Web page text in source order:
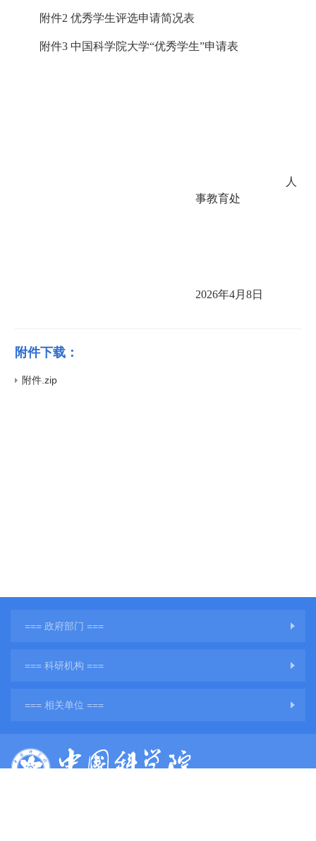
附件2 优秀学生评选申请简况表
附件3 中国科学院大学“优秀学生”申请表
人
事教育处
2026年4月8日
附件下载：
附件.zip
=== 政府部门 ===
=== 科研机构 ===
=== 相关单位 ===